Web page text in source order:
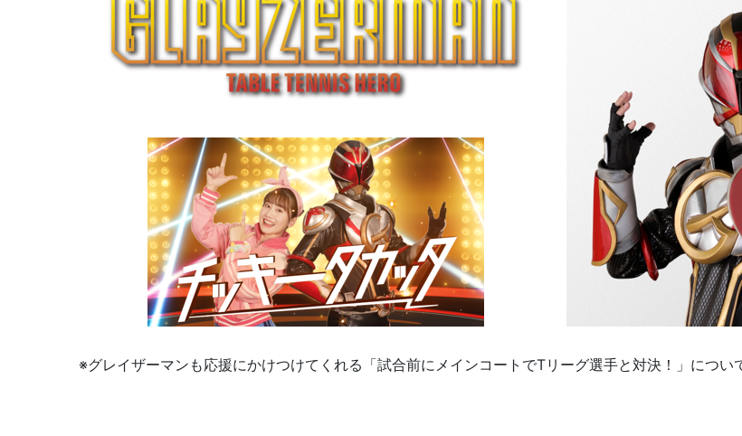
※グレイザーマンも応援にかけつけてくれる「試合前にメインコートでTリーグ選手と対決！」につい